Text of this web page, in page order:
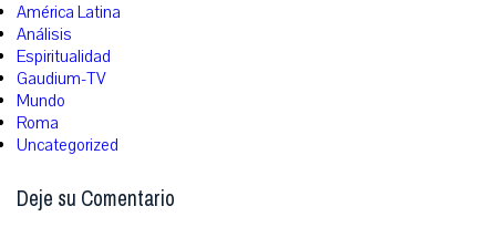
América Latina
Análisis
Espiritualidad
Gaudium-TV
Mundo
Roma
Uncategorized
Deje su Comentario